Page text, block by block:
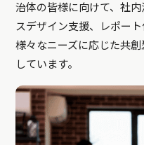
治体の皆様に向けて、社
スデザイン支援、レポート
様々なニーズに応じた共
しています。